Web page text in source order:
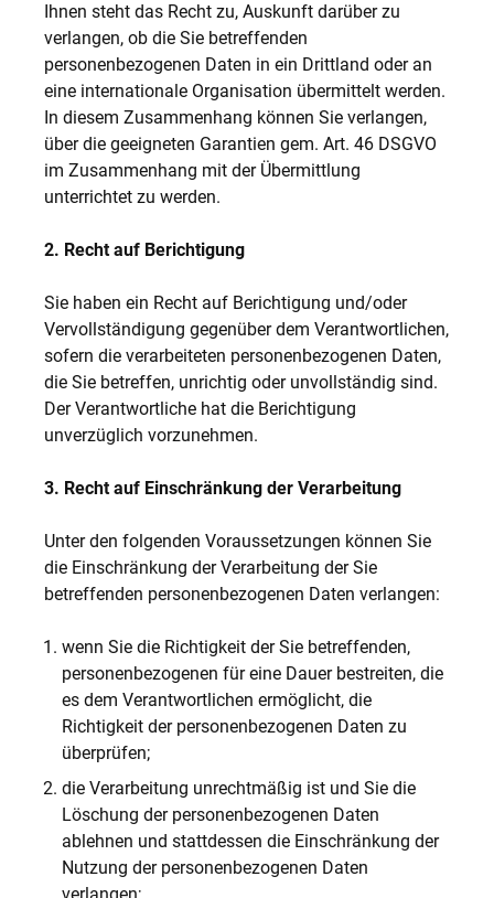
Ihnen steht das Recht zu, Auskunft darüber zu
verlangen, ob die Sie betreffenden
personenbezogenen Daten in ein Drittland oder an
eine internationale Organisation übermittelt werden.
In diesem Zusammenhang können Sie verlangen,
über die geeigneten Garantien gem. Art. 46 DSGVO
im Zusammenhang mit der Übermittlung
unterrichtet zu werden.
2. Recht auf Berichtigung
Sie haben ein Recht auf Berichtigung und/oder
Vervollständigung gegenüber dem Verantwortlichen,
sofern die verarbeiteten personenbezogenen Daten,
die Sie betreffen, unrichtig oder unvollständig sind.
Der Verantwortliche hat die Berichtigung
unverzüglich vorzunehmen.
3. Recht auf Einschränkung der Verarbeitung
Unter den folgenden Voraussetzungen können Sie
die Einschränkung der Verarbeitung der Sie
betreffenden personenbezogenen Daten verlangen:
wenn Sie die Richtigkeit der Sie betreffenden,
personenbezogenen für eine Dauer bestreiten, die
es dem Verantwortlichen ermöglicht, die
Richtigkeit der personenbezogenen Daten zu
überprüfen;
die Verarbeitung unrechtmäßig ist und Sie die
Löschung der personenbezogenen Daten
ablehnen und stattdessen die Einschränkung der
Nutzung der personenbezogenen Daten